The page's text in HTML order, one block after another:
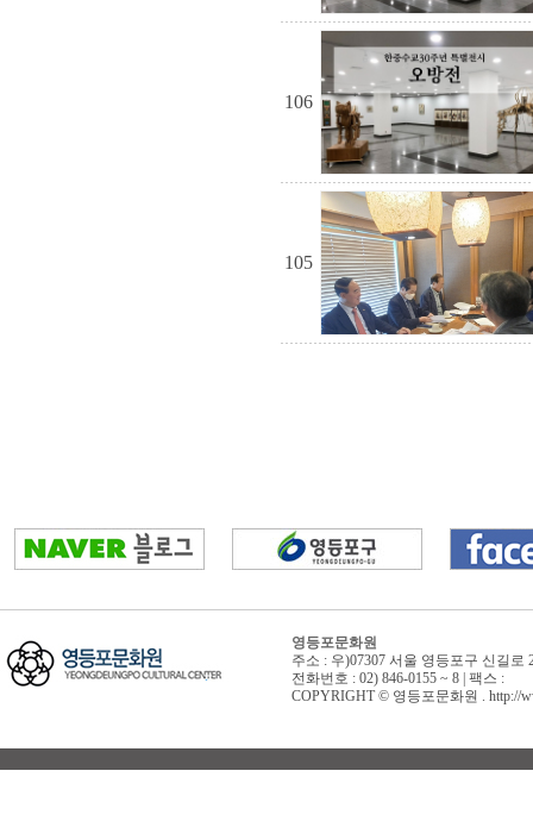
106
105
영등포문화원
주소 : 우)07307 서울 영등포구 신길
전화번호 : 02) 846-0155 ~ 8 | 팩스 :
COPYRIGHT © 영등포문화원 . http://